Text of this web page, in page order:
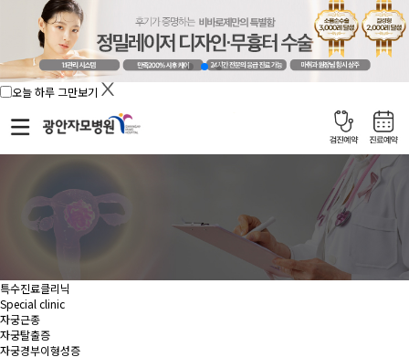
오늘 하루 그만보기
특수진료클리닉
Special clinic
자궁근종
자궁탈출증
자궁경부이형성증